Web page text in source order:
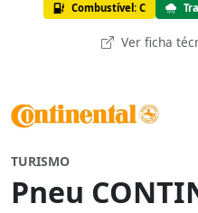
Combustível: C
Ver ficha
TURISMO
Pneu